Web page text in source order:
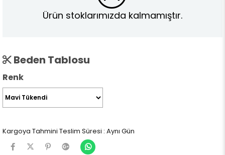
Ürün stoklarımızda kalmamıştır.
Beden Tablosu
Renk
Kargoya Tahmini Teslim Süresi : Aynı Gün